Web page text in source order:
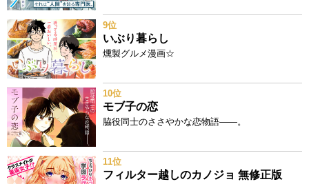
9位
いぶり暮らし
燻製グルメ漫画☆
10位
モブ子の恋
脇役同士のささやかな恋物語――。
11位
フィルター越しのカノジョ 無修正版